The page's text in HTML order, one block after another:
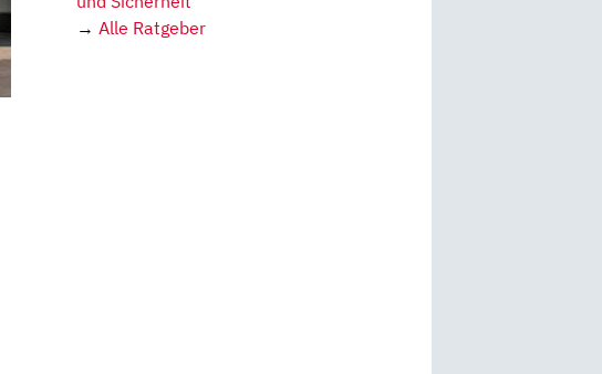
→ Alle Ratgeber